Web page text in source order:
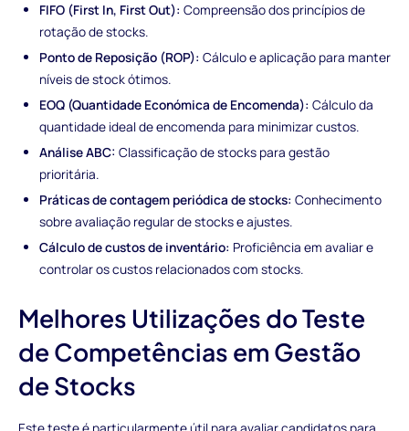
FIFO (First In, First Out): Compreensão dos princípios de
rotação de stocks.
Ponto de Reposição (ROP): Cálculo e aplicação para manter
níveis de stock ótimos.
EOQ (Quantidade Económica de Encomenda): Cálculo da
quantidade ideal de encomenda para minimizar custos.
Análise ABC: Classificação de stocks para gestão
prioritária.
Práticas de contagem periódica de stocks: Conhecimento
sobre avaliação regular de stocks e ajustes.
Cálculo de custos de inventário: Proficiência em avaliar e
controlar os custos relacionados com stocks.
Melhores Utilizações do Teste
de Competências em Gestão
de Stocks